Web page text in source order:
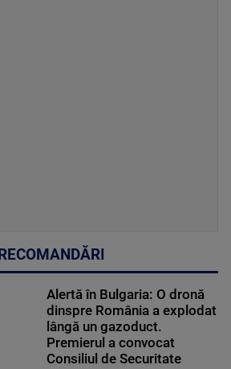
RECOMANDĂRI
Alertă în Bulgaria: O dronă
dinspre România a explodat
lângă un gazoduct.
Premierul a convocat
Consiliul de Securitate